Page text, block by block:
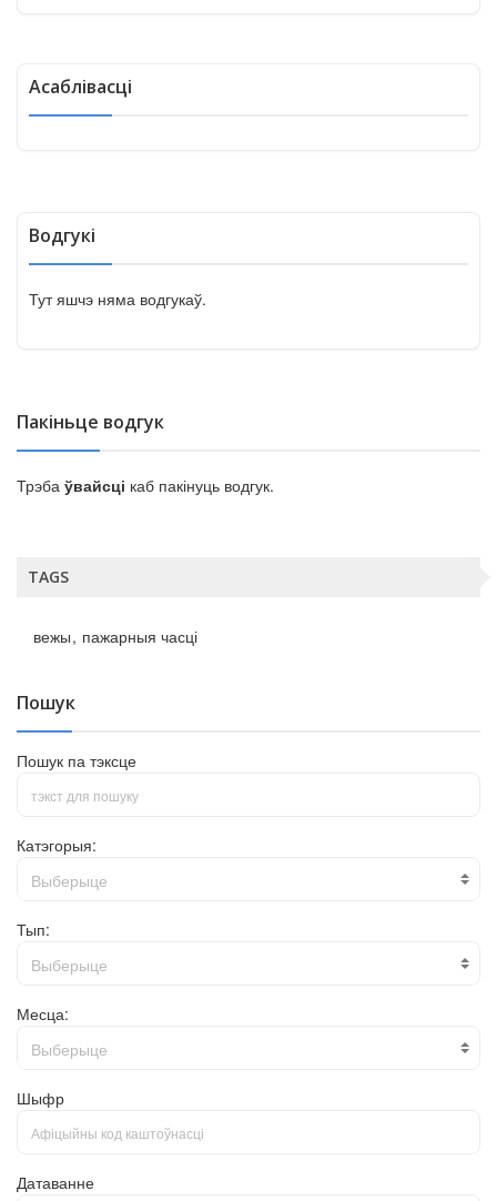
Асаблівасці
Водгукі
Тут яшчэ няма водгукаў.
Пакіньце водгук
Трэба ўвайсці каб пакінуць водгук.
TAGS
вежы пажарныя часці
Пошук
Пошук па тэксце
Катэгорыя:
Выберыце
Тып:
Выберыце
Месца:
Выберыце
Шыфр
Датаванне